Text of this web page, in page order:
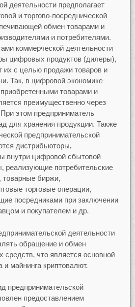
деятельности предполагает
и торгово-посреднической
обмен товарами и
и потребителями.
коммерческой деятельности
цифровых продуктов (дилеры),
их с целью продажи товаров и
Так, в цифровой экономике
приобретенными товарами и
преимущественно через
этом предприниматель
для хранения продукции. Также
предпринимательской
дистрибьюторы,
внутри цифровой сбытовой
реализующие потребительские
товарные биржи,
торговые операции,
посредниками при заключении
и покупателем и др.
деятельности
обращение и обмен
что является основной
майнинга криптовалют.
предпринимательской
предоставлением